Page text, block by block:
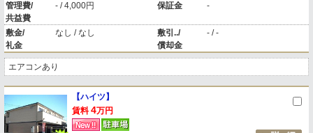
管理費/
共益費
- / 4,000円 保証金 -
敷金/
礼金
なし / なし
敷引../
償却金
- / -
エアコンあり
【ハイツ】
賃料 4万円